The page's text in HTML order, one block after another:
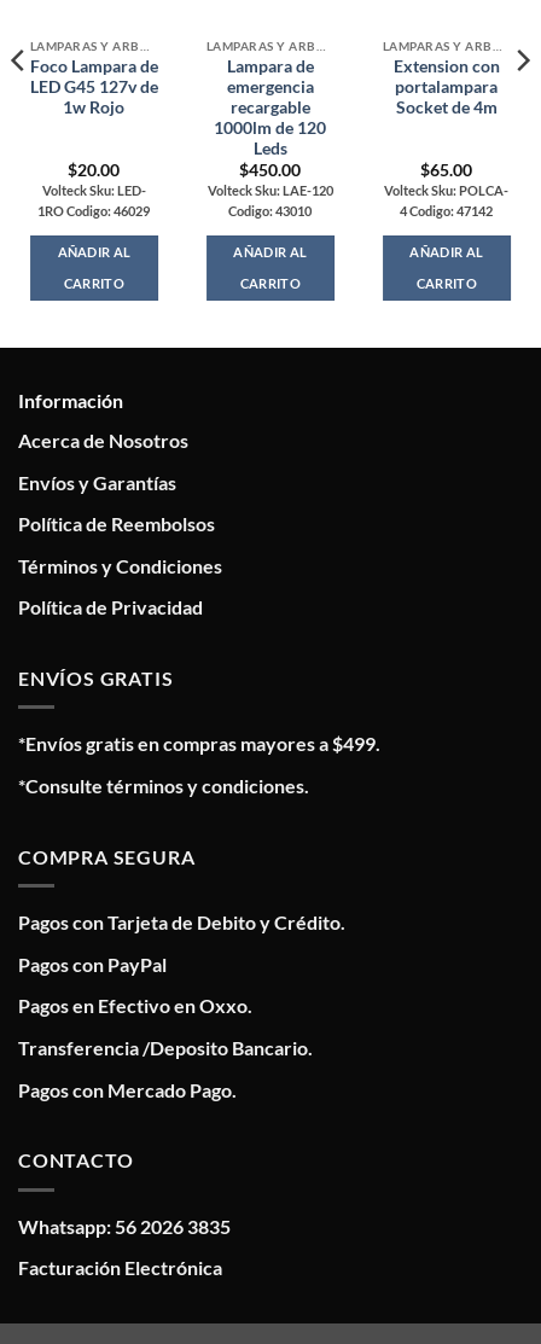
Foco Lampara de
LED G45 127v de
1w Rojo
$20.00
Volteck Sku: LED-
1RO Codigo: 46029
AÑADIR AL
CARRITO
Lampara de
emergencia
recargable
1000lm de 120
Leds
$450.00
Volteck Sku: LAE-120
Codigo: 43010
AÑADIR AL
CARRITO
Extension con
portalampara
Socket de 4m
$65.00
Volteck Sku: POLCA-
4 Codigo: 47142
AÑADIR AL
CARRITO
Información
Acerca de Nosotros
Envíos y Garantías
Política de Reembolsos
Términos y Condiciones
Política de Privacidad
ENVÍOS GRATIS
*Envíos gratis en compras mayores a $499.
*Consulte términos y condiciones.
COMPRA SEGURA
Pagos con Tarjeta de Debito y Crédito.
Pagos con PayPal
Pagos en Efectivo en Oxxo.
Transferencia /Deposito Bancario.
Pagos con Mercado Pago.
CONTACTO
Whatsapp: 56 2026 3835
Facturación Electrónica